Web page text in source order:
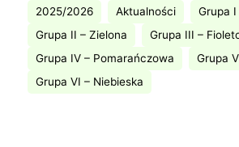
2025/2026 Aktualności
Grupa I
Grupa II – Zielona
Grupa III –
Grupa IV – Pomarańczowa
Grupa
Grupa VI – Niebieska